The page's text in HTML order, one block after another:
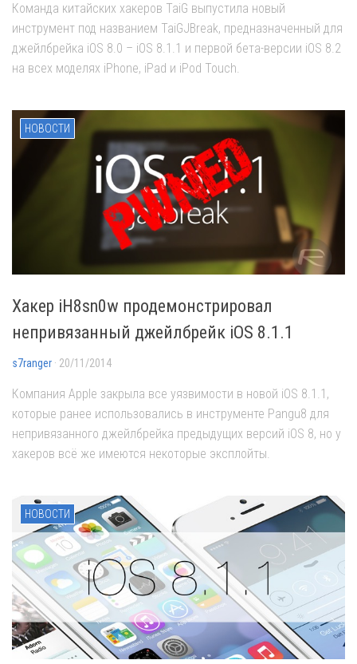
Команда китайских хакеров TaiG выпустила новый
инструмент под названием TaiGJBreak, предназначенный для
джейлбрейка iOS 8.0 – iOS 8.1.1 и первой бета-версии iOS 8.2
на всех моделях iPhone, iPad и iPod Touch.
НОВОСТИ
Хакер iH8sn0w продемонстрировал
непривязанный джейлбрейк iOS 8.1.1
s7ranger · 20/11/2014
Компания Apple закрыла все уязвимости в новой iOS 8.1.1,
которые ранее использовались в инструменте Pangu8 для
непривязанного джейлбрейка предыдущих версий iOS 8, но у
хакеров всё же имеются некоторые эксплойты.
НОВОСТИ